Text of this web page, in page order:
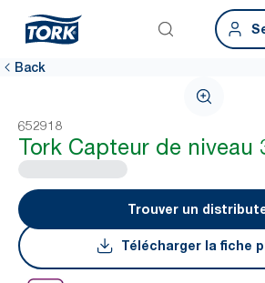
Back
652918
Tork Capteur de niveau
Trouver un
Télécharger la fiche